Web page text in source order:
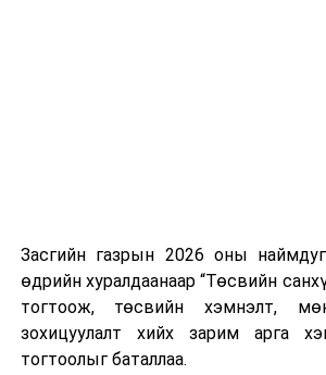
Шинэ хууль Францын зах зээлд
дуудлагын төвүүдэд нөлөөлөхөөр
Мароккогийн дуудлагын төвүүдийн
хувь Францын зах зээлээс бүрддэг
40–50 мянган ажлын байр эрсдэлд
Засгийн газрын 2026 оны
өдрийн хуралдаанаар “Төсвийн
тогтоож, төсвийн хэмнэлт,
зохицуулалт хийх зарим арга
тогтоолыг баталлаа.